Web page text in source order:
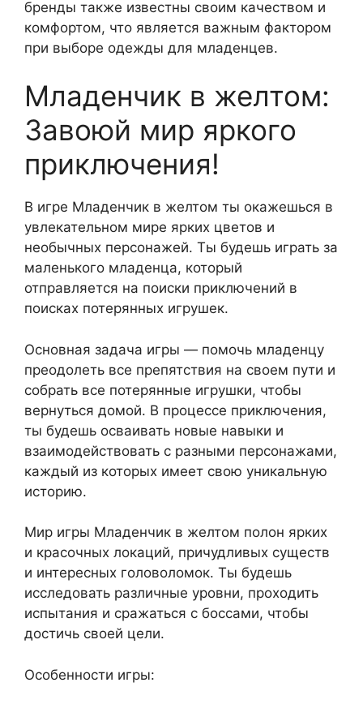
бренды также известны своим качеством и
комфортом, что является важным фактором
при выборе одежды для младенцев.
Младенчик в желтом:
Завоюй мир яркого
приключения!
В игре Младенчик в желтом ты окажешься в
увлекательном мире ярких цветов и
необычных персонажей. Ты будешь играть за
маленького младенца, который
отправляется на поиски приключений в
поисках потерянных игрушек.
Основная задача игры — помочь младенцу
преодолеть все препятствия на своем пути и
собрать все потерянные игрушки, чтобы
вернуться домой. В процессе приключения,
ты будешь осваивать новые навыки и
взаимодействовать с разными персонажами,
каждый из которых имеет свою уникальную
историю.
Мир игры Младенчик в желтом полон ярких
и красочных локаций, причудливых существ
и интересных головоломок. Ты будешь
исследовать различные уровни, проходить
испытания и сражаться с боссами, чтобы
достичь своей цели.
Особенности игры: